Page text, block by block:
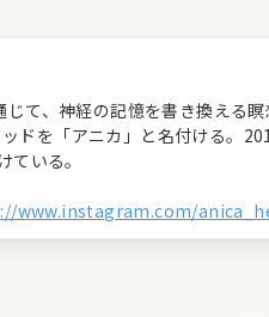
て、神経の記憶を書き換える
ドを「アニカ」と名付ける。
いる。
www.instagram.com/